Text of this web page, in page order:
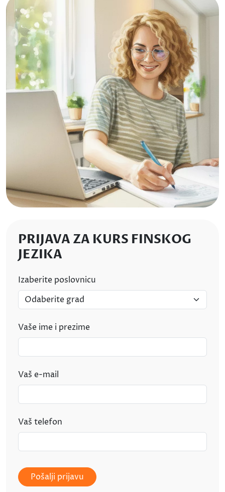
PRIJAVA ZA KURS FINSKOG
JEZIKA
Izaberite poslovnicu
Vaše ime i prezime
Vaš e-mail
Vaš telefon
Pošalji prijavu